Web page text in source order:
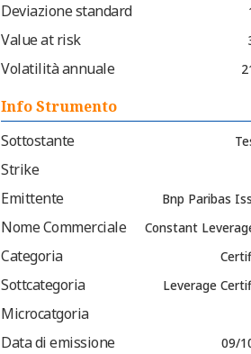
Deviazione standard
Value at risk
Volatilità annuale
Info Strumento
Sottostante
Strike
Emittente
Bnp Paribas
Nome Commerciale Constant
Categoria
Sottcategoria Leverage
Microcatgoria
Data di emissione
09/